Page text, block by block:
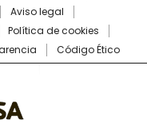
Aviso legal
Política de cookies
Código Ético